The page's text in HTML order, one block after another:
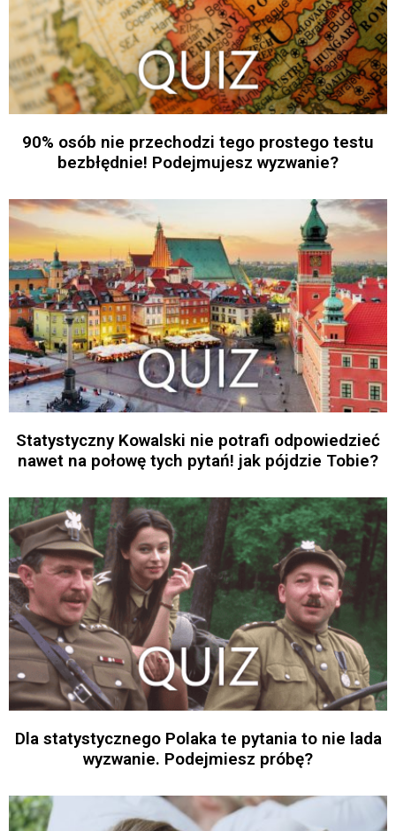
90% osób nie przechodzi tego prostego testu
bezbłędnie! Podejmujesz wyzwanie?
Statystyczny Kowalski nie potrafi odpowiedzieć
nawet na połowę tych pytań! jak pójdzie Tobie?
Dla statystycznego Polaka te pytania to nie lada
wyzwanie. Podejmiesz próbę?